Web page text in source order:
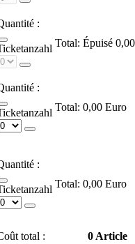
:
Épuisé
:
0,00 Euro
:
0,00 Euro
total : 0Article